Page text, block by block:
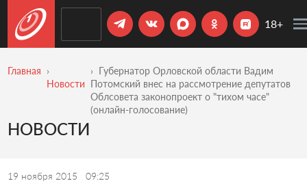
18+
Главная
Новости
Губернатор Орловской области Вадим
Потомский внес на рассмотрение депутатов
Облсовета законопроект о "тихом часе"
(онлайн-голосование)
НОВОСТИ
19 ноября 2015 09:25